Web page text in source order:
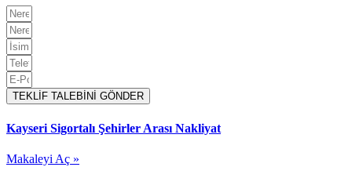
TEKLİF TALEBİNİ GÖNDER
Kayseri Sigortalı Şehirler Arası Nakliyat
Makaleyi Aç »